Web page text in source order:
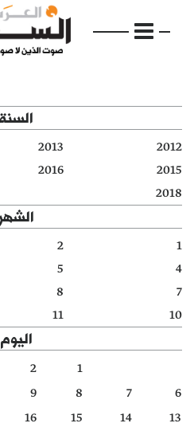
الرئيسية
مواضيع
دفاتر
الأرشيف
السنة
2012
2013
2015
2016
2018
الشهر
1
2
4
5
7
8
10
11
اليوم
1
2
6
7
8
9
13
14
15
16